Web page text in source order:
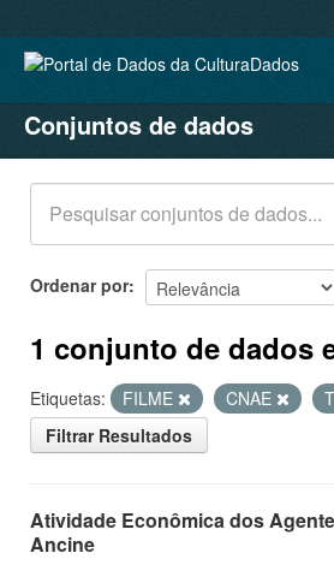
CONJUNTOS DE DADOS
ORGANIZAÇÕES
GRUPOS
SOBRE
Conjuntos de dados
Ordenar por
1 conjunto de dados
Etiquetas: FILME CNAE
Filtrar Resultados
Atividade Econômica dos
Ancine